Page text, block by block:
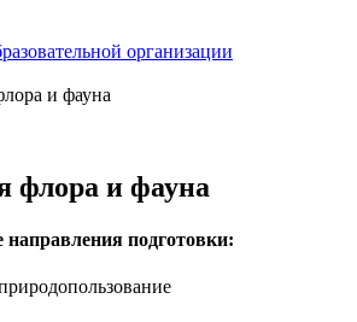
организации
и фауна
флора и фауна
подготовки: